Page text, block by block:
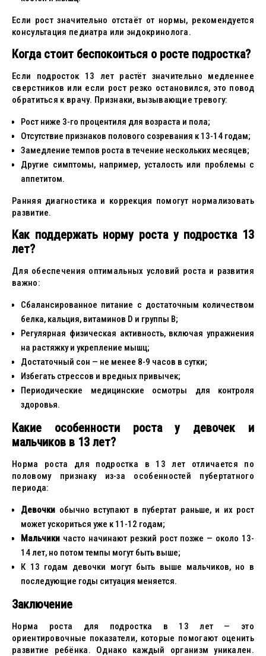
Если рост значительно отстаёт от нормы, рекомендуется
консультация педиатра или эндокринолога.
Когда стоит беспокоиться о росте подростка?
Если подросток 13 лет растёт значительно медленнее
сверстников или если рост резко остановился, это повод
обратиться к врачу. Признаки, вызывающие тревогу:
Рост ниже 3-го процентиля для возраста и пола;
Отсутствие признаков полового созревания к 13-14 годам;
Замедление темпов роста в течение нескольких месяцев;
Другие симптомы, например, усталость или проблемы с
аппетитом.
Ранняя диагностика и коррекция помогут нормализовать
развитие.
Как поддержать норму роста у подростка 13
лет?
Для обеспечения оптимальных условий роста и развития
важно:
Сбалансированное питание с достаточным количеством
белка, кальция, витаминов D и группы B;
Регулярная физическая активность, включая упражнения
на растяжку и укрепление мышц;
Достаточный сон — не менее 8-9 часов в сутки;
Избегать стрессов и вредных привычек;
Периодические медицинские осмотры для контроля
здоровья.
Какие особенности роста у девочек и
мальчиков в 13 лет?
Норма роста для подростка в 13 лет отличается по
половому признаку из-за особенностей пубертатного
периода:
Девочки обычно вступают в пубертат раньше, и их рост
может ускориться уже к 11-12 годам;
Мальчики часто начинают резкий рост позже — около 13-
14 лет, но потом темпы могут быть выше;
К 13 годам девочки могут быть выше мальчиков, но в
последующие годы ситуация меняется.
Заключение
Норма роста для подростка в 13 лет — это
ориентировочные показатели, которые помогают оценить
развитие ребёнка. Однако каждый организм уникален.